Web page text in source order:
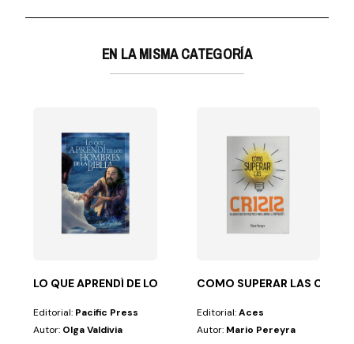
EN LA MISMA CATEGORÍA
que, a su vez, analizan cinco conceptos...
LO QUE APRENDÍ DE LOS HOMBRES DE LA BIBL
Editorial: Pacific Press
Autor: Olga Valdivia
COMO SUPERAR LAS CRISIS
Editorial:Aces
Autor: Mario Pereyra